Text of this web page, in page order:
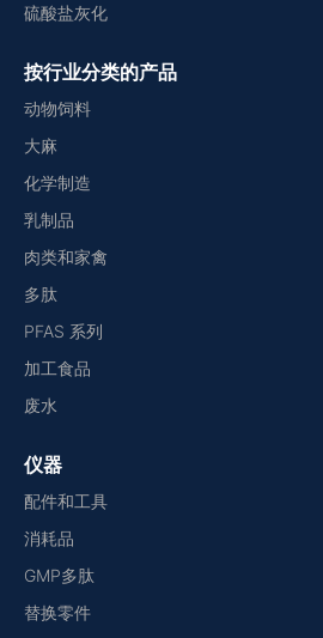
硫酸盐灰化
按行业分类的产品
动物饲料
大麻
化学制造
乳制品
肉类和家禽
多肽
PFAS 系列
加工食品
废水
仪器
配件和工具
消耗品
GMP多肽
替换零件